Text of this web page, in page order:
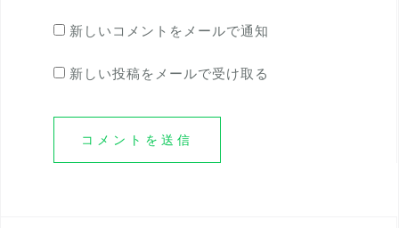
新しいコメントをメールで通知
新しい投稿をメールで受け取る